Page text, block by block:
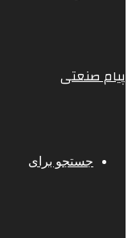
پیام صنعتی
جستجو برای